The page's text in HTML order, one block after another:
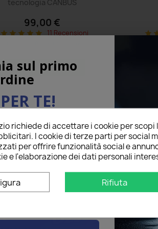
tecnologia CANBUS
99,00 €
star star star star star 11 Recensioni
Mostra tutti i dettagli
star
richiede di accettare i cookie per
I cookie di terze parti per social
per offrire funzionalità social e
e l'elaborazione dei dati personali
Rifiuta
sul primo
TE!
qui sotto per ricevere il
sul tuo primo ordine!